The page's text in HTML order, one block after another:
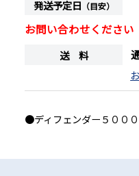
発送予定日 （目安）
お問い合わせください
送 料
●ディフェンダー５００